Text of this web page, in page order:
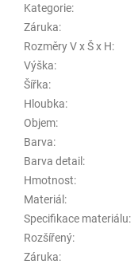
Kategorie:
Záruka:
Rozměry V x Š x H:
Výška:
Šířka:
Hloubka:
Objem:
Barva:
Barva detail :
Hmotnost:
Materiál :
Specifikace materiálu:
Rozšířený:
Záruka: